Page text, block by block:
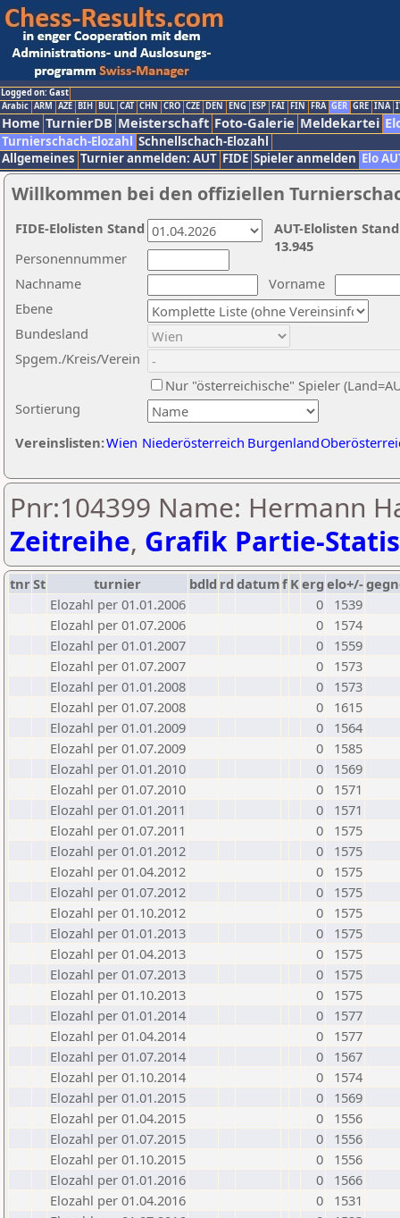
Logged on: Gast
Arabic ARM AZE BIH BUL CAT CHN CRO CZE DEN ENG ESP FAI FIN FRA GER GRE INA
Home TurnierDB Meisterschaft Foto-Galerie Meldekartei
Turnierschach-Elozahl Schnellschach-Elozahl
Allgemeines Turnier anmelden: AUT FIDE Spieler anmelden Elo
Willkommen bei den offiziellen
Nachname
Vorname
Ebene
Sortierung
Personennummer
Bundesland
Spgem./Kreis/Verein
Nur "österreichische" Spieler
Vereinslisten:Wien Niederösterreich Burgenland
AUT-Elolisten
13.945
FIDE-Elolisten Stand
Pnr:104399 Name: Hermann
Zeitreihe, Grafik Partie-
tnrSt turnier bdld rd datumf Kerg elo+/-
Elozahl per 01.01.2006
0
1539
Elozahl per 01.07.2006
0
1574
Elozahl per 01.01.2007
0
1559
Elozahl per 01.07.2007
0
1573
Elozahl per 01.01.2008
0
1573
Elozahl per 01.07.2008
0
1615
Elozahl per 01.01.2009
0
1564
Elozahl per 01.07.2009
0
1585
Elozahl per 01.01.2010
0
1569
Elozahl per 01.07.2010
0
1571
Elozahl per 01.01.2011
0
1571
Elozahl per 01.07.2011
0
1575
Elozahl per 01.01.2012
0
1575
Elozahl per 01.04.2012
0
1575
Elozahl per 01.07.2012
0
1575
Elozahl per 01.10.2012
0
1575
Elozahl per 01.01.2013
0
1575
Elozahl per 01.04.2013
0
1575
Elozahl per 01.07.2013
0
1575
Elozahl per 01.10.2013
0
1575
Elozahl per 01.01.2014
0
1577
Elozahl per 01.04.2014
0
1577
Elozahl per 01.07.2014
0
1567
Elozahl per 01.10.2014
0
1574
Elozahl per 01.01.2015
0
1569
Elozahl per 01.04.2015
0
1556
Elozahl per 01.07.2015
0
1556
Elozahl per 01.10.2015
0
1556
Elozahl per 01.01.2016
0
1566
Elozahl per 01.04.2016
0
1531